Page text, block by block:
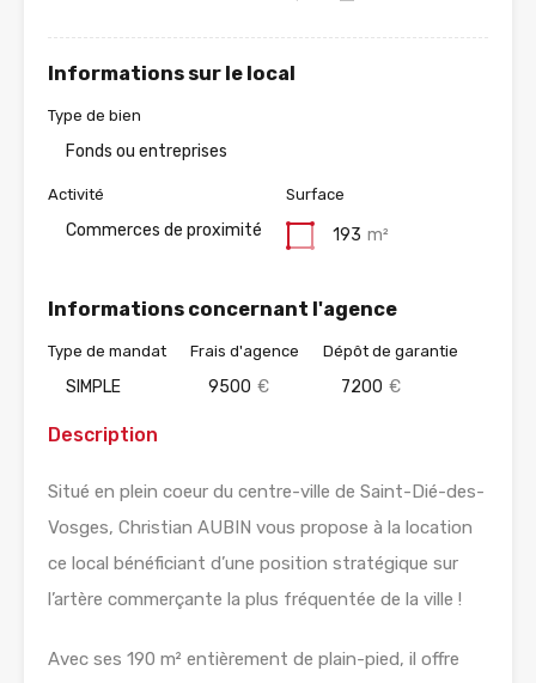
Informations sur le local
Type de bien
Fonds ou entreprises
Activité
Commerces de proximité
Surface
193 m²
Informations concernant l'agence
Type de mandat
SIMPLE
Frais d'agence
9500 €
Dépôt de garantie
7200 €
Description
Situé en plein coeur du centre-ville de Saint-Dié-des-
Vosges, Christian AUBIN vous propose à la location
ce local bénéficiant d’une position stratégique sur
l’artère commerçante la plus fréquentée de la ville !
Avec ses 190 m² entièrement de plain-pied, il offre